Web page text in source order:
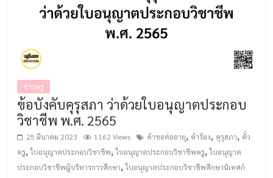
ข่าวครู
ข้อบังคับคุรุสภา ว่าด้วยใบอนุญาตประกอบ
วิชาชีพ พ.ศ. 2565
25 มีนาคม 2023 1162 Views คำขอต่ออายุ, คำร้อง, คุรุสภา, ตั๋ว
ครู,ใบอนุญาตประกอบวิชาชีพ,ใบอนุญาตประกอบวิชาชีพครู,ใบอนุญาต
ประกอบวิชาชีพผู้บริหารการศึกษา,ใบอนุญาตประกอบวิชาชีพศึกษานิเทศก์